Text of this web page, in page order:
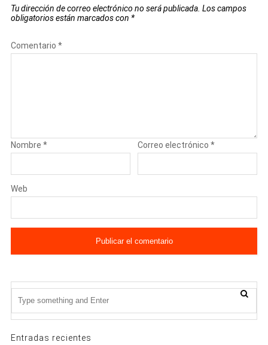
Tu dirección de correo electrónico no será publicada. Los campos
obligatorios están marcados con *
Comentario *
Nombre * Correo electrónico*
Web
Entradas recientes